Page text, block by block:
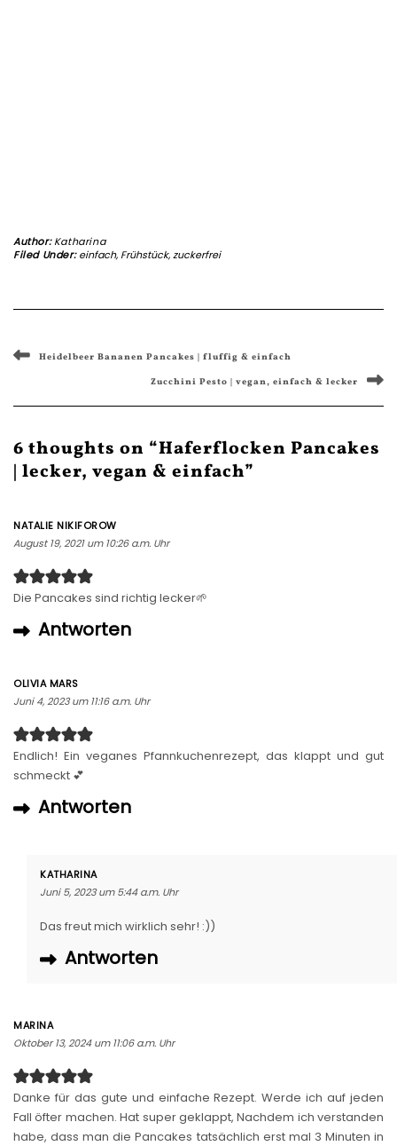
Author:Katharina
Filed Under:einfach, Frühstück,zuckerfrei
Heidelbeer Bananen Pancakes | fluffig & einfach
Zucchini Pesto | vegan, einfach & lecker
6 thoughts on “Haferflocken Pancakes
| lecker, vegan & einfach”
NATALIE NIKIFOROW
August 19, 2021 um 10:26 a.m. Uhr
Die Pancakes sind richtig lecker🌱
Antworten
OLIVIA MARS
Juni 4, 2023 um 11:16 a.m. Uhr
Endlich! Ein veganes Pfannkuchenrezept, das klappt und gut
schmeckt 💕
Antworten
KATHARINA
Juni 5, 2023 um 5:44 a.m. Uhr
Das freut mich wirklich sehr! :))
Antworten
MARINA
Oktober 13, 2024 um 11:06 a.m. Uhr
Danke für das gute und einfache Rezept. Werde ich auf jeden
Fall öfter machen. Hat super geklappt, Nachdem ich verstanden
habe, dass man die Pancakes tatsächlich erst mal 3 Minuten in